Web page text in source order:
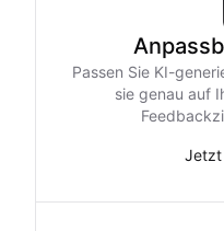
Passen Sie KI-
sie genau auf
Jetzt